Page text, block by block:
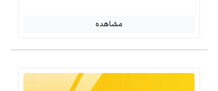
مشاهده